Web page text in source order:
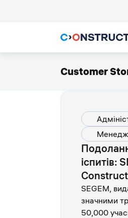
Customer
іспитів:
SEGEM,
значними
50,000